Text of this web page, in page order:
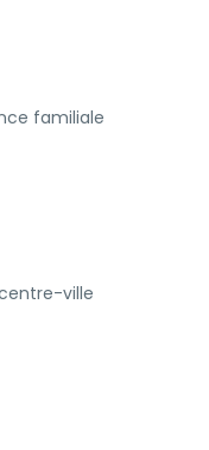
familiale
ville